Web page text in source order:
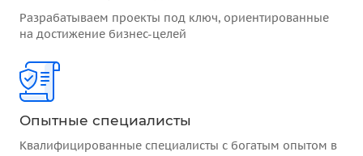
Разрабатываем проекты под ключ, ориентированные
на достижение бизнес-целей
Опытные специалисты
Квалифицированные специалисты с богатым опытом в